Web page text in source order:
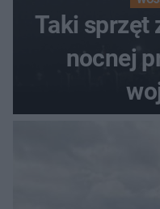
Taki sprzęt
nocnej